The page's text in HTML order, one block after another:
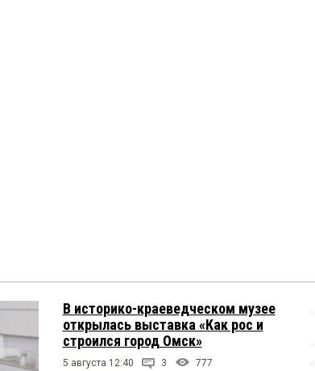
В историко-краеведческом музее
открылась выставка «Как рос и
строился город Омск»
5 августа 12:40 3 777